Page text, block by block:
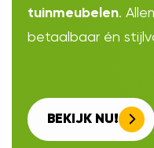
tuinmeubelen.
betaalbaar én
BEKIJK NU!